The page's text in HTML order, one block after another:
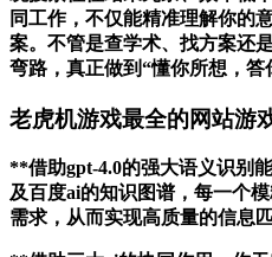
同工作，不仅能精准理解你的
案。不管是查学术、找方案还
弯路，真正做到“懂你所想，答
老虎机游戏最全的网站游
**借助gpt-4.0的强大语义识别
及百度ai的知识图谱，每一个
需求，从而实现高质量的信息